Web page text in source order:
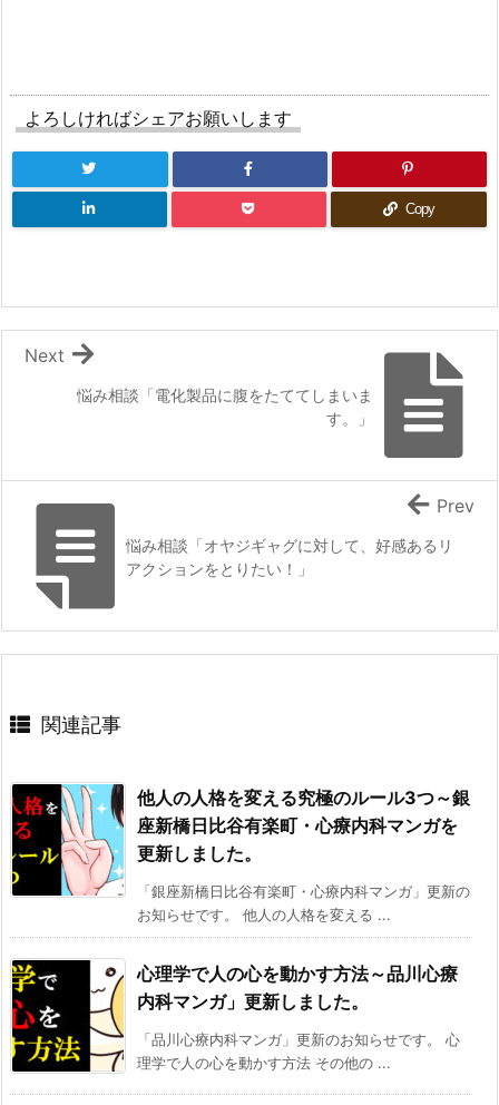
よろしければシェアお願いします
Copy
悩み相談「電化製品に腹をたててしまいま
す。」
Next
悩み相談「オヤジギャグに対して、好感あるリ
アクションをとりたい！」
Prev
関連記事
他人の人格を変える究極のルール3つ～銀
座新橋日比谷有楽町・心療内科マンガを
更新しました。
「銀座新橋日比谷有楽町・心療内科マンガ」更新の
お知らせです。 他人の人格を変える ...
心理学で人の心を動かす方法～品川心療
内科マンガ」更新しました。
「品川心療内科マンガ」更新のお知らせです。 心
理学で人の心を動かす方法 その他の ...